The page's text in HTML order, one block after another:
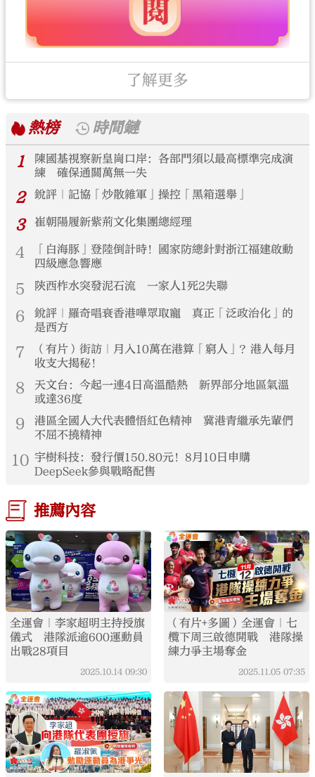
了解更多
熱榜
時間鏈
1
陳國基視察新皇崗口岸：各部門須以最高標準完成演
練 確保通關萬無一失
2 銳評｜記協「炒散雜軍」操控「黑箱選舉」
3 崔朝陽履新紫荊文化集團總經理
4
「白海豚」登陸倒計時！國家防總針對浙江福建啟動
四級應急響應
5 陝西柞水突發泥石流 一家人1死2失聯
6
銳評｜羅奇唱衰香港嘩眾取寵 真正「泛政治化」的
是西方
7
（有片）街訪｜月入10萬在港算「窮人」？港人每月
收支大揭秘！
8
天文台：今起一連4日高溫酷熱 新界部分地區氣溫
或達36度
9
港區全國人大代表體悟紅色精神 冀港青繼承先輩們
不屈不撓精神
10 宇樹科技：發行價150.80元！8月10日申購
DeepSeek參與戰略配售
推薦內容
全運會｜李家超明主持授旗
儀式 港隊派逾600運動員
出戰28項目
2025.10.14 09:30
（有片+多圖）全運會｜七
欖下周三啟德開戰 港隊操
練力爭主場奪金
2025.11.05 07:35